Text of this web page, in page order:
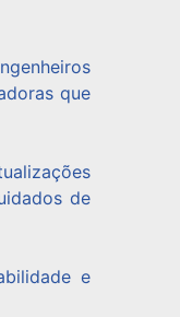
que
de
e